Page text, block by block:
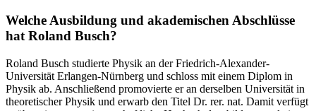
Welche Ausbildung und akademischen Abschlüsse
hat Roland Busch?
Roland Busch studierte Physik an der Friedrich-Alexander-
Universität Erlangen-Nürnberg und schloss mit einem Diplom in
Physik ab. Anschließend promovierte er an derselben Universität in
theoretischer Physik und erwarb den Titel Dr. rer. nat. Damit verfügt